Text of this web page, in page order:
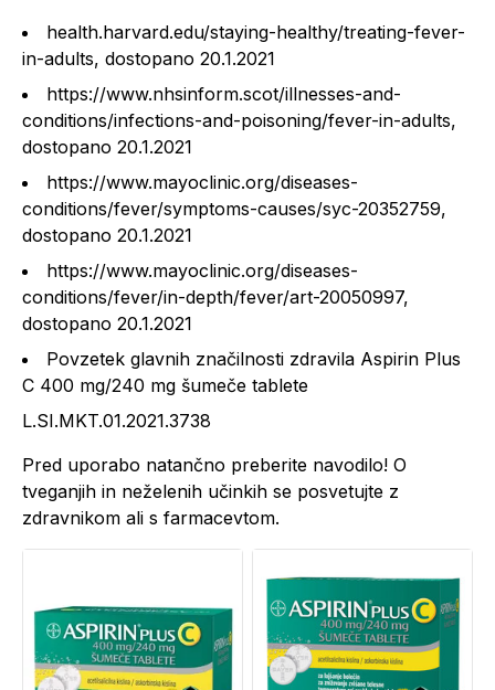
health.harvard.edu/staying-healthy/treating-fever-
in-adults, dostopano 20.1.2021
https://www.nhsinform.scot/illnesses-and-
conditions/infections-and-poisoning/fever-in-adults,
dostopano 20.1.2021
https://www.mayoclinic.org/diseases-
conditions/fever/symptoms-causes/syc-20352759,
dostopano 20.1.2021
https://www.mayoclinic.org/diseases-
conditions/fever/in-depth/fever/art-20050997,
dostopano 20.1.2021
Povzetek glavnih značilnosti zdravila Aspirin Plus
C 400 mg/240 mg šumeče tablete
L.SI.MKT.01.2021.3738
Pred uporabo natančno preberite navodilo! O
tveganjih in neželenih učinkih se posvetujte z
zdravnikom ali s farmacevtom.